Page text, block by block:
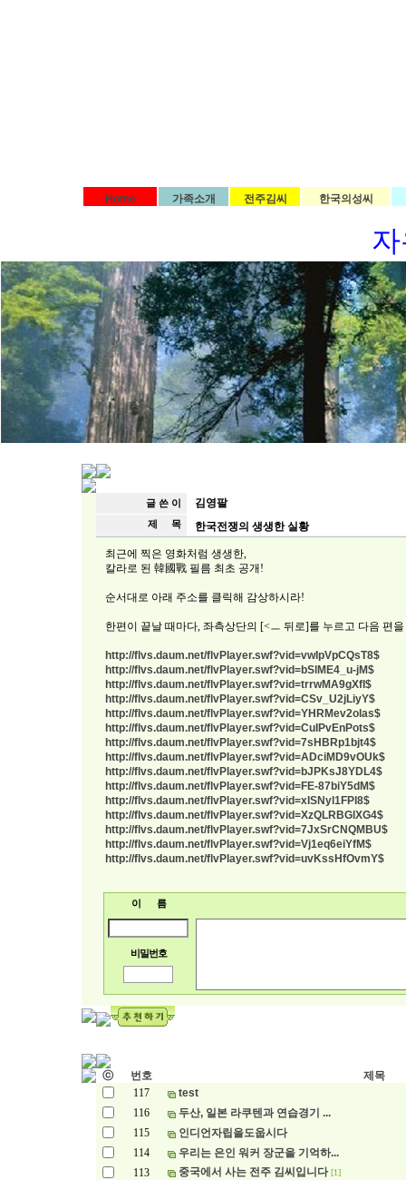
Home 가족소개 전주김씨 한국의성씨
글 쓴 이 김영팔
제 목 한국전쟁의 생생한 실황
최근에 찍은 영화처럼 생생한,
칼라로 된 韓國戰 필름 최초 공개!
순서대로 아래 주소를 클릭해 감상하시라!
한편이 끝날 때마다, 좌측상단의 [<ㅡ 뒤로]를 누르고 다음 편
http://flvs.daum.net/flvPlayer.swf?vid=vwIpVpCQsT8$
http://flvs.daum.net/flvPlayer.swf?vid=bSlME4_u-jM$
http://flvs.daum.net/flvPlayer.swf?vid=trrwMA9gXfI$
http://flvs.daum.net/flvPlayer.swf?vid=CSv_U2jLiyY$
http://flvs.daum.net/flvPlayer.swf?vid=YHRMev2olas$
http://flvs.daum.net/flvPlayer.swf?vid=CuIPvEnPots$
http://flvs.daum.net/flvPlayer.swf?vid=7sHBRp1bjt4$
http://flvs.daum.net/flvPlayer.swf?vid=ADciMD9vOUk$
http://flvs.daum.net/flvPlayer.swf?vid=bJPKsJ8YDL4$
http://flvs.daum.net/flvPlayer.swf?vid=FE-87biY5dM$
http://flvs.daum.net/flvPlayer.swf?vid=xISNyl1FPl8$
http://flvs.daum.net/flvPlayer.swf?vid=XzQLRBGlXG4$
http://flvs.daum.net/flvPlayer.swf?vid=7JxSrCNQMBU$
http://flvs.daum.net/flvPlayer.swf?vid=Vj1eq6eiYfM$
http://flvs.daum.net/flvPlayer.swf?vid=uvKssHfOvmY$
이 름
비밀번호
ⓒ 번호
제목
117
test
116
두산, 일본 라쿠텐과 연습경기 ...
115
인디언자립을도웁시다
114
우리는 은인 워커 장군을 기억하...
113
중국에서 사는 전주 김씨입니다 [1]